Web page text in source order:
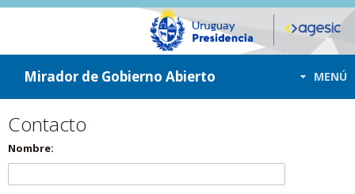
ir a contenido
ir al menú
Mirador de Gobierno Abierto MENÚ
Contacto
Nombre: